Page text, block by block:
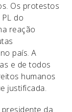
Os protestos
do
reação
país. A
e de todos
humanos
justificada.
da